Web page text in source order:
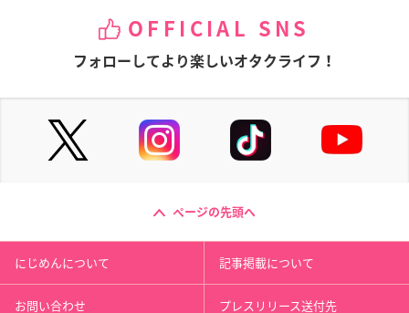
OFFICIAL SNS
フォローしてより楽しいオタクライフ！
ページの先頭へ
にじめんについて 記事掲載について
お問い合わせ プレスリリース送付先